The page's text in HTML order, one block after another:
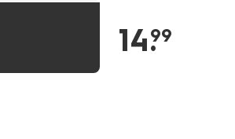
14.
99